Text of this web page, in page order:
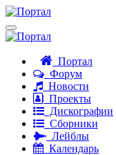
Портал
Форум
Новости
Проекты
Дискографии
Сборники
Лейблы
Календарь